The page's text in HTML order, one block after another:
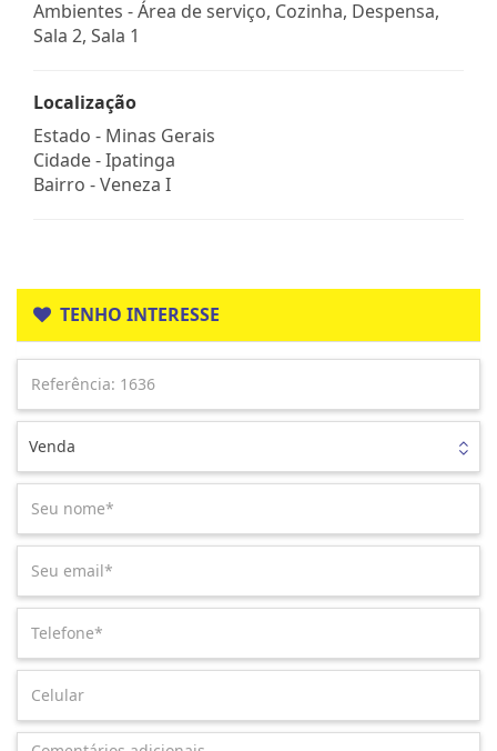
Ambientes - Área de serviço, Cozinha, Despensa,
Sala 2, Sala 1
Localização
Estado - Minas Gerais
Cidade -Ipatinga
Bairro -Veneza I
TENHO INTERESSE
Venda